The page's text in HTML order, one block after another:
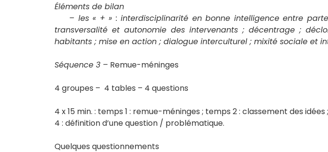
Éléments de bilan
– les « + » : interdisciplinarité en bonne intelligence entre
transversalité et autonomie des intervenants ; décentrage ;
habitants ; mise en action ; dialogue interculturel ; mixité sociale et
Séquence 3 – Remue-méninges
4 groupes – 4 tables – 4 questions
4 x 15 min. : temps 1 : remue-méninges ; temps 2 : classement des
4 : définition d’une question / problématique.
Quelques questionnements